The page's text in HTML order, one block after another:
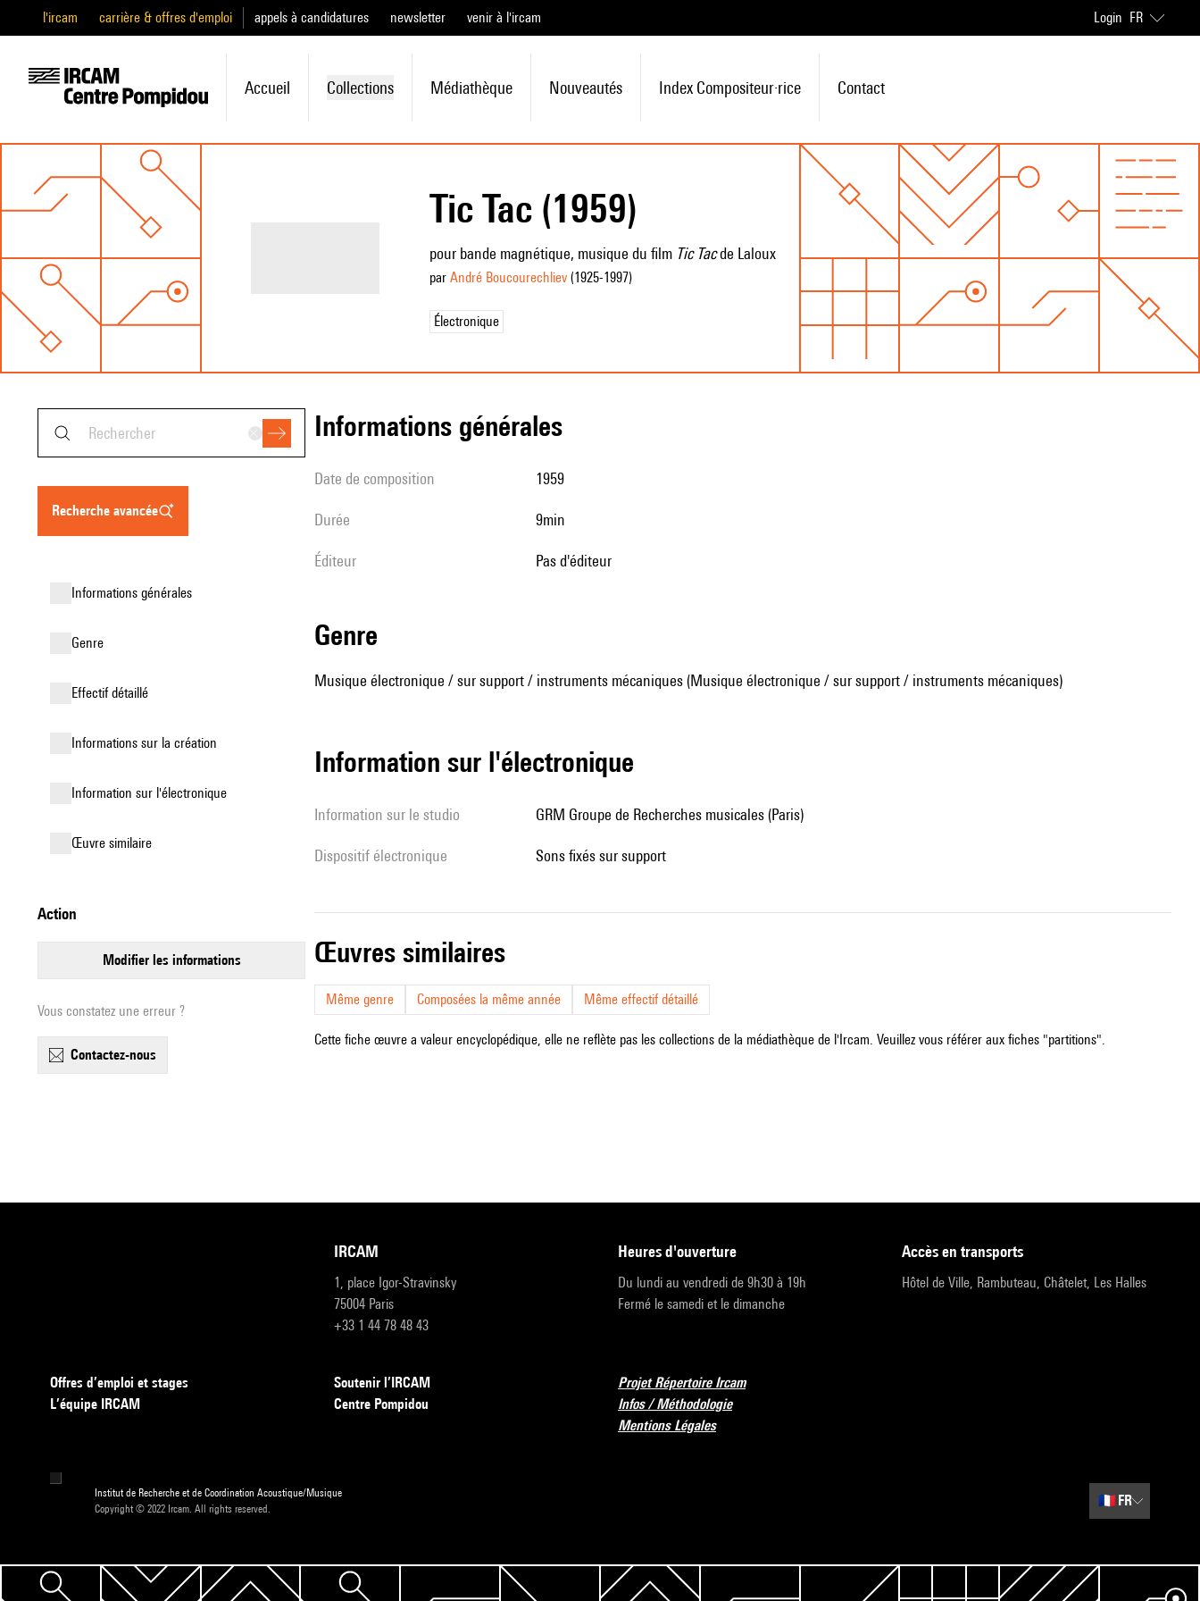
l'ircam carrière & offres d'emploi appels à candidatures newsletter venir à l'ircam Login FR
Accueil Collections Médiathèque Nouveautés Index Compositeur·rice Contact
Tic Tac (1959)
pour bande magnétique, musique du film Tic Tacde Laloux
par André Boucourechliev(1925-1997)
Électronique
recherche avancée
informations générales
genre
effectif détaillé
informations sur la création
Information sur l'électronique
œuvre similaire
action
modifier les informations
Vous constatez une erreur ?
contactez-nous
informations générales
date de composition 1959
durée 9min
éditeur pas d'éditeur
genre
Musique électronique / sur support / instruments mécaniques (Musique électronique / sur support / instruments mécaniques)
Information sur l'électronique
Information sur le studio GRM Groupe de Recherches musicales (Paris)
Dispositif électronique sons fixés sur support
œuvres similaires
Même genre Composées la même année Même effectif détaillé
Cette fiche œuvre a valeur encyclopédique, elle ne reflète pas les collections de la médiathèque de l'Ircam. Veuillez vous référer aux fiches "partitions".
IRCAM
1, place Igor-Stravinsky
75004 Paris
+33 1 44 78 48 43
heures d'ouverture
Du lundi au vendredi de 9h30 à 19h
Fermé le samedi et le dimanche
accès en transports
Hôtel de Ville, Rambuteau, Châtelet, Les Halles
Offres d’emploi et stages
L’équipe IRCAM
Soutenir l’IRCAM
Centre Pompidou
Projet Répertoire Ircam
Infos / Méthodologie
Mentions Légales
Institut de Recherche et de Coordination Acoustique/Musique
Copyright © 2022 Ircam. All rights reserved.
🇫🇷 FR